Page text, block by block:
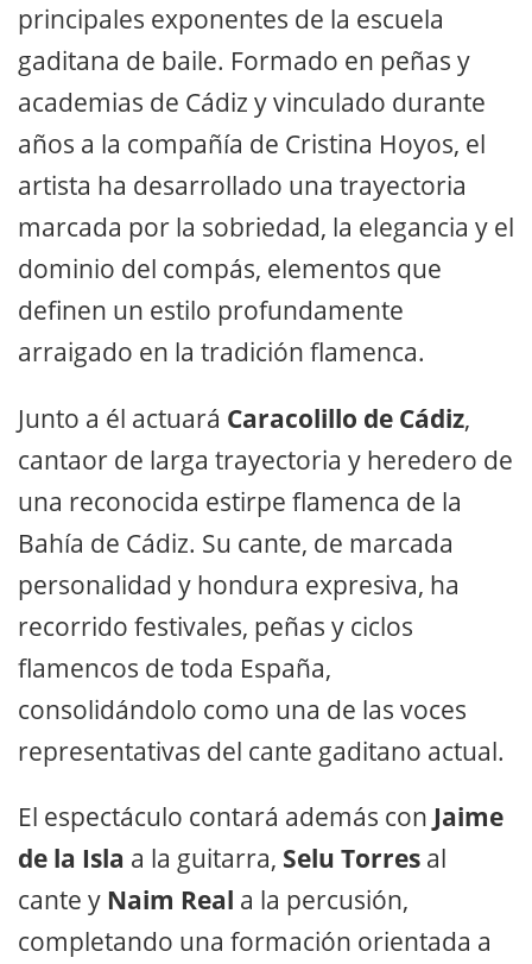
principales exponentes de la escuela
gaditana de baile. Formado en peñas y
academias de Cádiz y vinculado durante
años a la compañía de Cristina Hoyos, el
artista ha desarrollado una trayectoria
marcada por la sobriedad, la elegancia y el
dominio del compás, elementos que
definen un estilo profundamente
arraigado en la tradición flamenca.
Junto a él actuará Caracolillo de Cádiz,
cantaor de larga trayectoria y heredero de
una reconocida estirpe flamenca de la
Bahía de Cádiz. Su cante, de marcada
personalidad y hondura expresiva, ha
recorrido festivales, peñas y ciclos
flamencos de toda España,
consolidándolo como una de las voces
representativas del cante gaditano actual.
El espectáculo contará además con Jaime
de la Isla a la guitarra, Selu Torres al
cante y Naim Real a la percusión,
completando una formación orientada a